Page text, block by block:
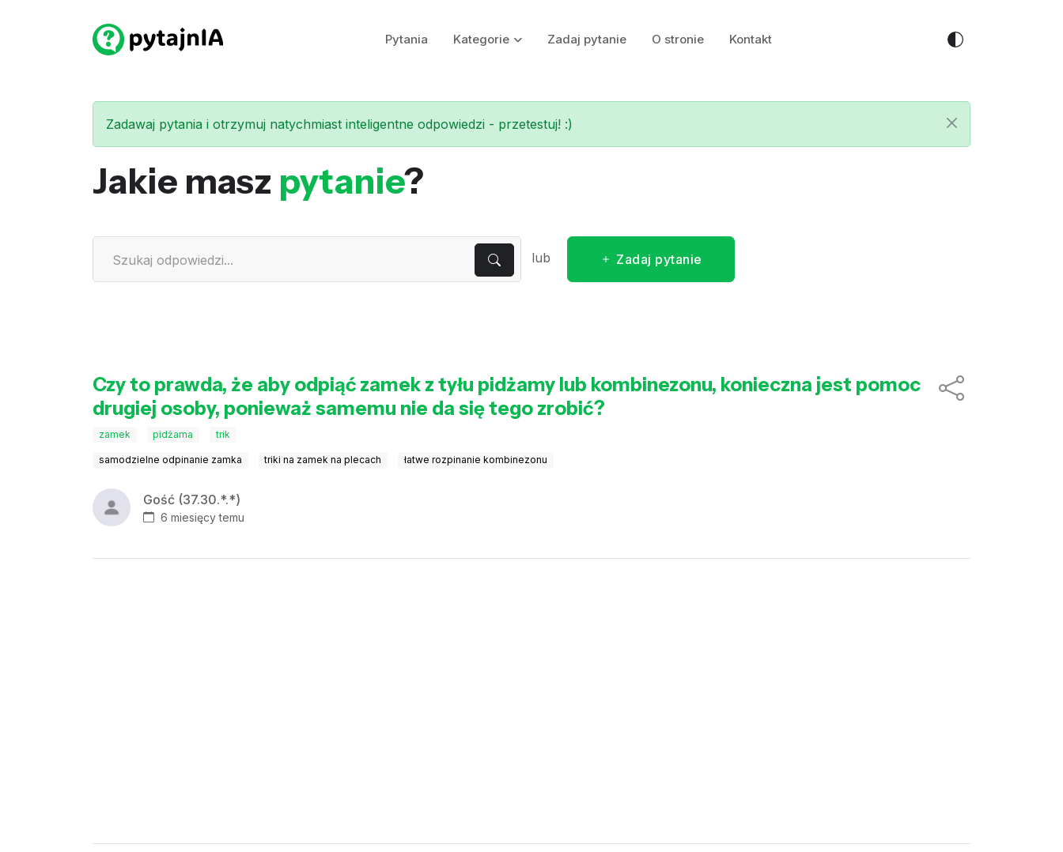
Pytania Kategorie Zadaj pytanie O stronie Kontakt
Zadawaj pytania i otrzymuj natychmiast inteligentne odpowiedzi - przetestuj! :)
Jakie masz pytanie?
lub Zadaj pytanie
Czy to prawda, że aby odpiąć zamek z tyłu pidżamy lub kombinezonu, konieczna jest pomoc
drugiej osoby, ponieważ samemu nie da się tego zrobić?
zamek pidżama trik
samodzielne odpinanie zamka triki na zamek na plecach łatwe rozpinanie kombinezonu
Gość (37.30.*.*)
6 miesięcy temu